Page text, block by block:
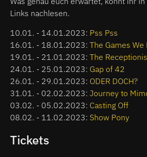
Links nachlesen.
10.01. - 14.01.2023: Pss Pss
16.01. - 18.01.2023: The Games We
19.01. - 21.01.2023: The
24.01. - 25.01.2023: Gap of 42
26.01. - 29.01.2023: ODER DOCH?
31.01. - 02.02.2023: Journey to
03.02. - 05.02.2023: Casting Off
08.02. - 11.02.2023: Show Pony
Tickets